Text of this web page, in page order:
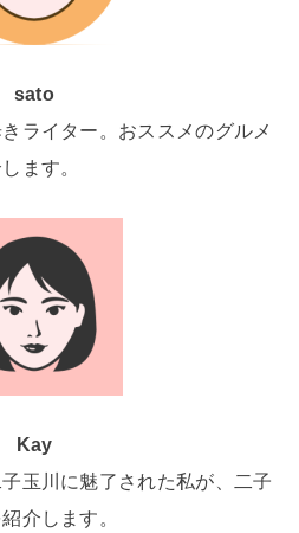
sato
ライター。おススメのグルメ
ます。
Kay
玉川に魅了された私が、二子
介します。